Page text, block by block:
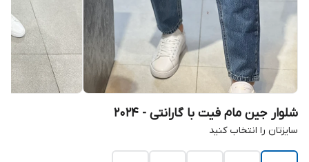
شلوار جین مام فیت با گارانتی - ۲۰۲۴
سایزتان را انتخاب کنید